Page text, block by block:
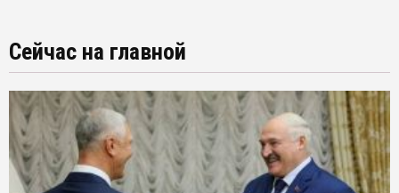
Сейчас на главной